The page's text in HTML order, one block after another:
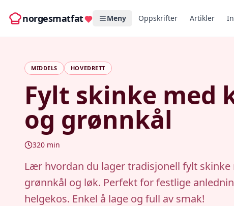
norgesmatfat Meny Oppskrifter Artikler
MIDDELS HOVEDRETT
Fylt skinke med
og grønnkål
320 min
Lær hvordan du lager tradisjonell fylt skinke
grønnkål og løk. Perfekt for festlige
helgekos. Enkel å lage og full av smak!